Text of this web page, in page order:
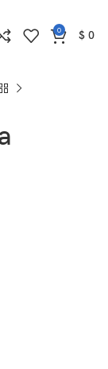
0 $ 0